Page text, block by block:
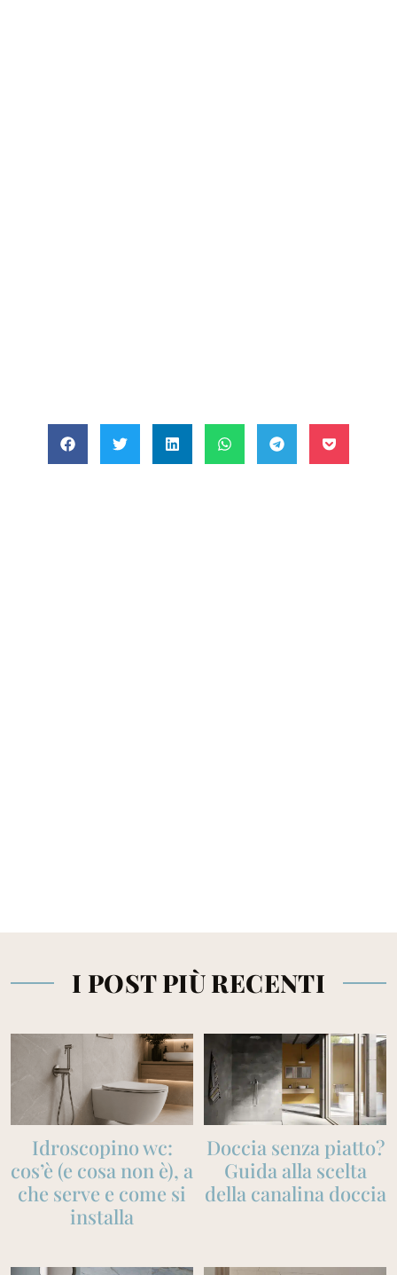
I POST PIÙ RECENTI
Idroscopino wc:
cos’è (e cosa non è), a
che serve e come si
installa
Doccia senza piatto?
Guida alla scelta
della canalina doccia